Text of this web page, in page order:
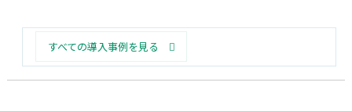
すべての導入事例を見る